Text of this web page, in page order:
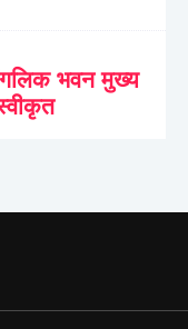
भवन मुख्य